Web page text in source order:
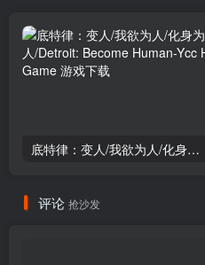
底特律：变人/我欲为人/化身为人/Detroit: Become Human
评论 抢沙发